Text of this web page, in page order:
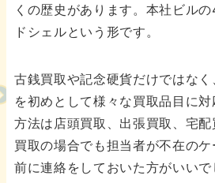
くの歴史があります。本社ビル
ドシェルという形です。
古銭買取や記念硬貨だけではな
を初めとして様々な買取品目に
方法は店頭買取、出張買取、宅
買取の場合でも担当者が不在の
前に連絡をしておいた方がいいで